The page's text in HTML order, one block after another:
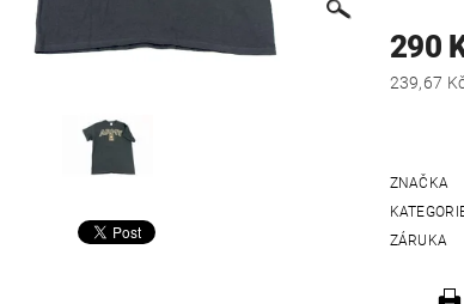
290
ZNAČKA
ZÁRUKA